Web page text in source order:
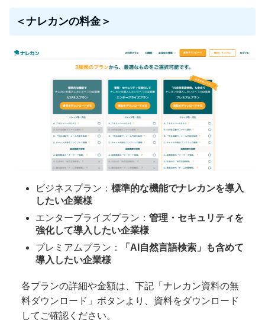
＜ナレカンの料金＞
ビジネスプラン： 標準的な機能でナレカンを導入
したい企業様
エンタープライズプラン： 管理・セキュリティを
強化して導入したい企業様
プレミアムプラン：
「AI自然言語検索」も含めて
導入したい企業様
各プランの詳細や金額は、下記「ナレカン資料の無
料ダウンロード」ボタンより、資料をダウンロード
してご確認ください。